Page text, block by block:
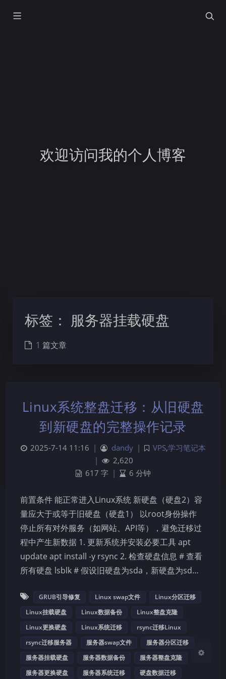
欢迎访问我的个人博客
夜间模式
Sans Serif Serif
关闭 日落 暗化
标签： 服务器挂载硬盘
1 篇文章
Linux系统整盘迁移：从旧硬盘
到新硬盘的完整操作记录
2025-7-14 11:16 | dandy | VPS,学习笔记本
|
2,620
617 字 | 6 分钟
前置条件 能正常进入Linux系统 新硬盘（硬盘2）容
量应大于或等于旧硬盘（硬盘1） 以root身份操作
停止所有对外服务（如网站、API等），避免迁移过
程中产生新数据 1. 更新系统并安装必要工具 apt
update apt install -y rsync 2. 检查硬盘信息 # 查看
所有硬盘 lsblk # 假设旧硬盘为sda，新硬盘为sd…
GRUB引导修复 Linux swap文件
Linux分区迁移
Linux挂载硬盘
Linux数据备份
Linux整盘克隆
Linux更换硬盘
Linux系统迁移
rsync迁移Linux
rsync迁移服务器
服务器swap文件
服务器分区迁移
服务器挂载硬盘
服务器数据备份
服务器整盘克隆
服务器更换硬盘
服务器系统迁移 硬盘数据迁移